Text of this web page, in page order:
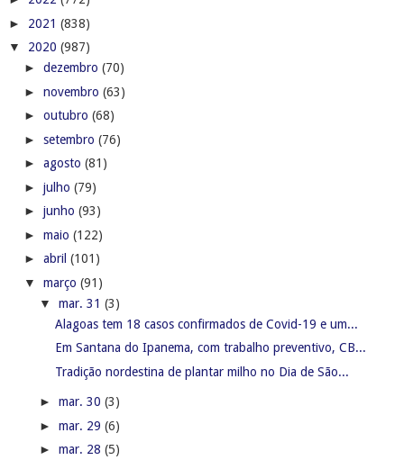
► 2021 (838)
▼ 2020 (987)
► dezembro (70)
► novembro (63)
► outubro (68)
► setembro (76)
► agosto (81)
► julho (79)
► junho (93)
► maio (122)
► abril (101)
▼ março (91)
▼ mar. 31 (3)
Alagoas tem 18 casos confirmados de Covid-19 e um...
Em Santana do Ipanema, com trabalho preventivo, CB...
Tradição nordestina de plantar milho no Dia de São...
► mar. 30 (3)
► mar. 29 (6)
► mar. 28 (5)